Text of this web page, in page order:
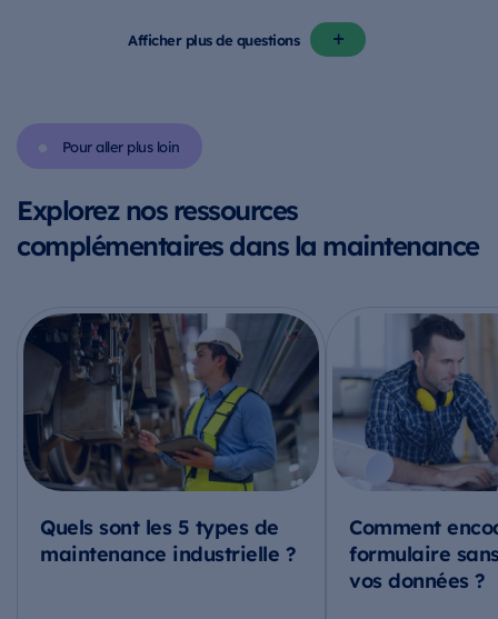
Afficher plus de questions
Pour aller plus loin
Explorez nos ressources
complémentaires dans la maintenance
Quels sont les 5 types de
maintenance industrielle ?
Comment
formulaire
vos données ?